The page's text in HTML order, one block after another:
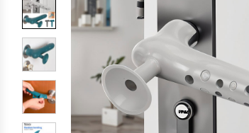
Accessoires Auto/Moto
Accessoires PC
Camping & Randonnée
Cuisine
Décoration